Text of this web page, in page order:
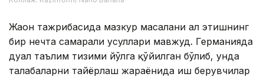
Жаҳон тажрибасида мазкур масалани ҳал этишнинг
бир нечта самарали усуллари мавжуд. Германияда
дуал таълим тизими йўлга қўйилган бўлиб, унда
талабаларни тайёрлаш жараёнида иш берувчилар